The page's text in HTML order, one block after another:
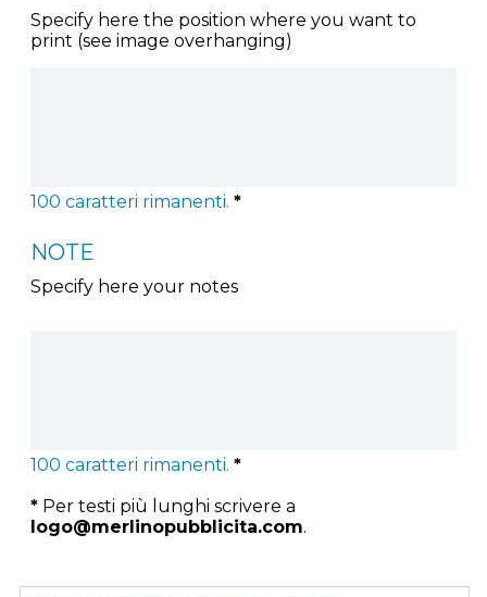
Specify here the position where you want to
print (see image overhanging)
100 caratteri rimanenti. *
NOTE
Specify here your notes
100 caratteri rimanenti. *
* Per testi più lunghi scrivere a
logo@merlinopubblicita.com.